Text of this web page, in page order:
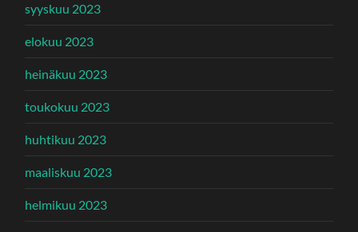
syyskuu 2023
elokuu 2023
heinäkuu 2023
toukokuu 2023
huhtikuu 2023
maaliskuu 2023
helmikuu 2023